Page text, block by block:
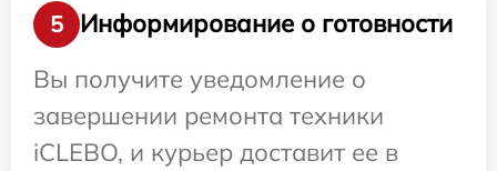
5
Информирование о готовности
Вы получите уведомление о
завершении ремонта техники
iCLEBO, и курьер доставит ее в